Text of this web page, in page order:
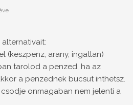
(keszpenz, arany, ingatlan)
tarolod a penzed, ha az
a penzednek bucsut inthetsz.
onmagaban nem jelenti a